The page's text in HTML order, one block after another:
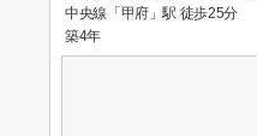
中央線「甲府」駅 徒歩25分
築4年